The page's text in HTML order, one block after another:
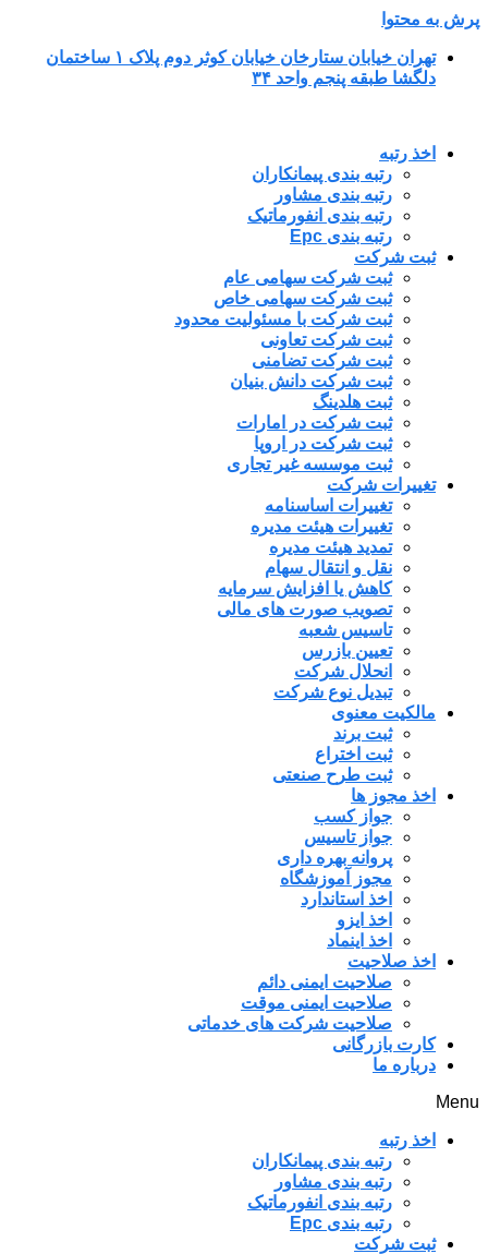
پرش به محتوا
تهران خیابان ستارخان خیابان کوثر دوم پلاک ۱ ساختمان
دلگشا طبقه پنجم واحد ۳۴
اخذ رتبه
رتبه بندی پیمانکاران
رتبه بندی مشاور
رتبه بندی انفورماتیک
رتبه بندی Epc
ثبت شرکت
ثبت شرکت سهامی عام
ثبت شرکت سهامی خاص
ثبت شرکت با مسئولیت محدود
ثبت شرکت تعاونی
ثبت شرکت تضامنی
ثبت شرکت دانش بنیان
ثبت هلدینگ
ثبت شرکت در امارات
ثبت شرکت در اروپا
ثبت موسسه غیر تجاری
تغییرات شرکت
تغییرات اساسنامه
تغییرات هیئت مدیره
تمدید هیئت مدیره
نقل و انتقال سهام
کاهش یا افزایش سرمایه
تصویب صورت های مالی
تاسیس شعبه
تعیین بازرس
انحلال شرکت
تبدیل نوع شرکت
مالکیت معنوی
ثبت برند
ثبت اختراع
ثبت طرح صنعتی
اخذ مجوز ها
جواز کسب
جواز تاسیس
پروانه بهره داری
مجوز آموزشگاه
اخذ استاندارد
اخذ ایزو
اخذ اینماد
اخذ صلاحیت
صلاحیت ایمنی دائم
صلاحیت ایمنی موقت
صلاحیت شرکت های خدماتی
کارت بازرگانی
درباره ما
Menu
اخذ رتبه
رتبه بندی پیمانکاران
رتبه بندی مشاور
رتبه بندی انفورماتیک
رتبه بندی Epc
ثبت شرکت